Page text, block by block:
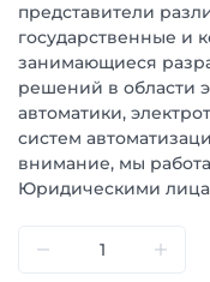
представители
государственные и
занимающиеся
решений в области
автоматики,
систем
внимание, мы
Юридическими